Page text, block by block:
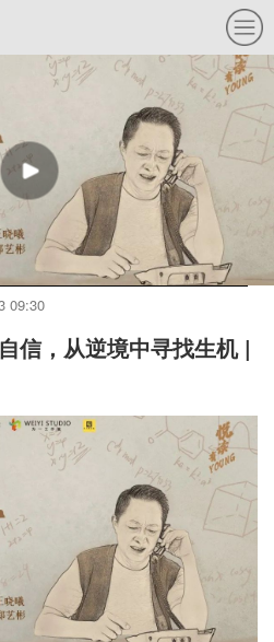
09:30
信，从逆境中寻找生机 |